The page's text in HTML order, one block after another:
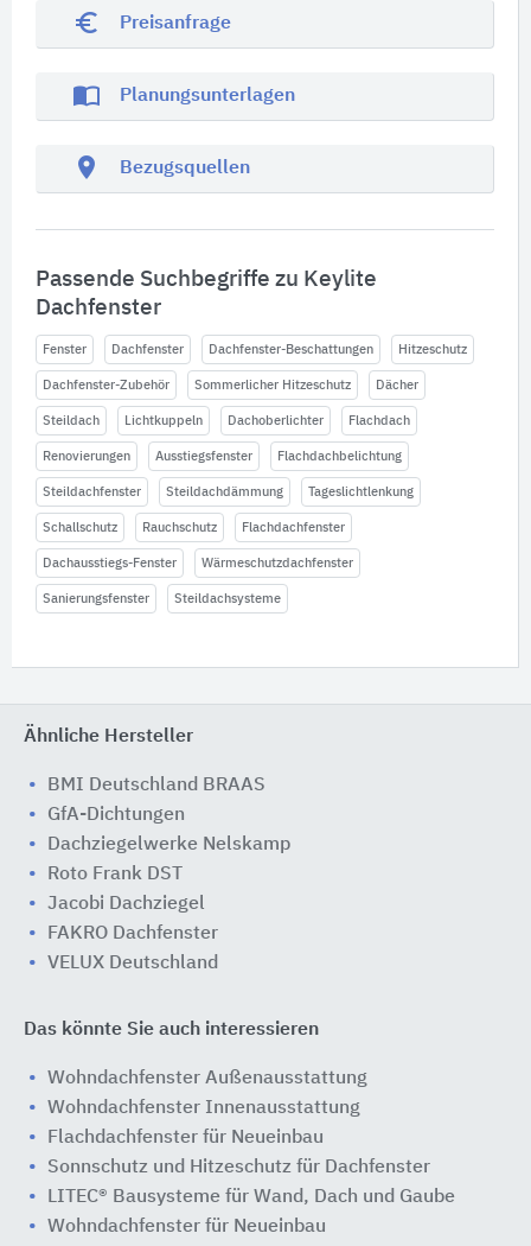
euro_symbol Preisanfrage
import_contacts Planungsunterlagen
location_on Bezugsquellen
Passende Suchbegriffe zu Keylite
Dachfenster
Fenster Dachfenster Dachfenster-Beschattungen Hitzeschutz
Dachfenster-Zubehör Sommerlicher Hitzeschutz Dächer
Steildach Lichtkuppeln Dachoberlichter Flachdach
Renovierungen Ausstiegsfenster Flachdachbelichtung
Steildachfenster Steildachdämmung Tageslichtlenkung
Schallschutz Rauchschutz Flachdachfenster
Dachausstiegs-Fenster Wärmeschutzdachfenster
Sanierungsfenster Steildachsysteme
Ähnliche Hersteller
BMI Deutschland BRAAS
GfA-Dichtungen
Dachziegelwerke Nelskamp
Roto Frank DST
Jacobi Dachziegel
FAKRO Dachfenster
VELUX Deutschland
Das könnte Sie auch interessieren
Wohndachfenster Außenausstattung
Wohndachfenster Innenausstattung
Flachdachfenster für Neueinbau
​​Sonnschutz und Hitzeschutz für Dachfenster
LITEC® Bausysteme für Wand, Dach und Gaube
Wohndachfenster für Neueinbau